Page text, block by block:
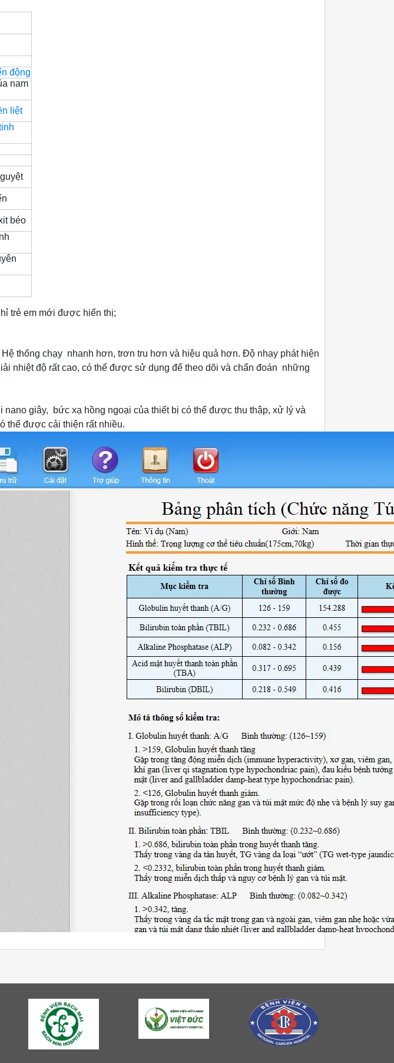
động
nam
liệt
béo
trẻ em mới được hiển thị;
thống chạy nhanh hơn, trơn tru hơn và hiệu quả hơn. Độ nhạy phát hiện
nhiệt độ rất cao, có thể được sử dụng để theo dõi và chẩn đoán những
nano giây,
bức xạ hồng ngoại của thiết bị có thể được thu thập, xử lý và
thể được cải thiện rất nhiều.